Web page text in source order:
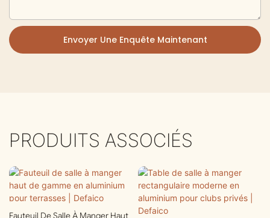
Envoyer Une Enquête Maintenant
PRODUITS ASSOCIÉS
Fauteuil De Salle À Manger Haut